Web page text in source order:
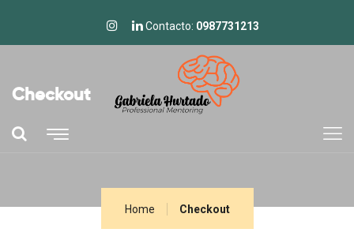
Contacto: 0987731213
Checkout
Home Checkout